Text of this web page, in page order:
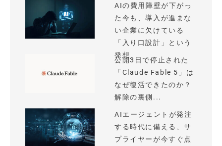
AIの費用障壁が下がっ
た今も、導入が進まな
い企業に欠けている
「入り口設計」という
発想
公開3日で停止された
「Claude Fable 5」は
なぜ復活できたのか？
解除の裏側...
AIエージェントが発注
する時代に備える、サ
プライヤーが今すぐ点